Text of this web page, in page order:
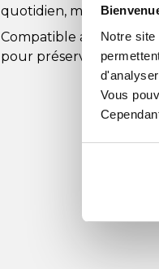
Notre
Vous
quotidien, même
Compatible avec le
pour préserver la